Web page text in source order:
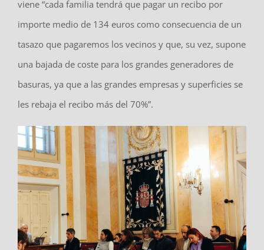
viene “cada familia tendrá que pagar un recibo por
importe medio de 134 euros como consecuencia de un
tasazo que pagaremos los vecinos y que, su vez, supone
una bajada de coste para los grandes generadores de
basuras, ya que a las grandes empresas y superficies se
les rebaja el recibo más del 70%”.